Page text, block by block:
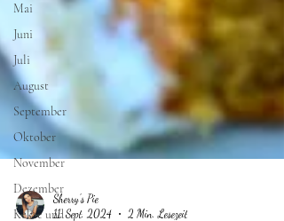
Mai
Juni
Juli
August
September
Oktober
November
Dezember
Kekse und